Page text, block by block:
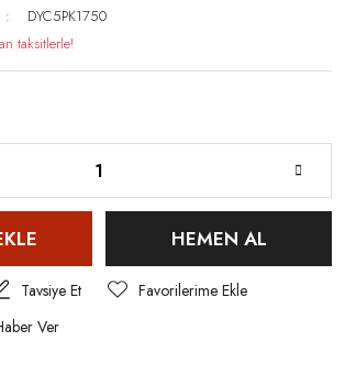
DYC5PK1750
taksitlerle!
HEMEN AL
Tavsiye Et
Ver